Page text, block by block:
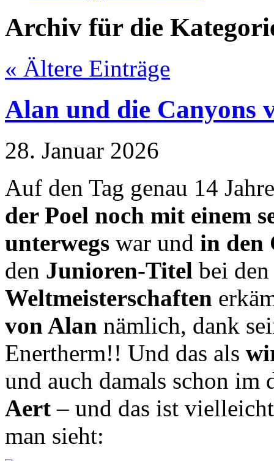
Archiv für die
« Ältere Einträge
Alan und die Canyons
28. Januar 2026
Auf den Tag genau 14
der Poel noch mit einem
unterwegs war und in den
den Junioren-Titel bei
Weltmeisterschaften
von Alan nämlich, dank
Enertherm!! Und das als
und auch damals schon
Aert – und das ist
man sieht: